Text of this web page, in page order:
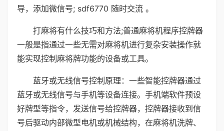
导，添加微信号; sdf6770 随时交流 。
打麻将有什么技巧和方法;普通麻将机程序控牌器
一般是指通过一些无需对麻将机进行复杂安装操作就
能实现控制麻将牌功能的设备或工具。
蓝牙或无线信号控制原理：一些智能控牌器通过
蓝牙或无线信号与手机等设备连接。手机端软件预设
好牌型等指令，发送信号给控牌器，控牌器接收到信
号后驱动内部微型电机或机械结构，在麻将机洗牌、